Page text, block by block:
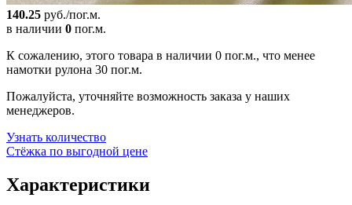
140.25 руб./пог.м.
в наличии 0 пог.м.
К сожалению, этого товара в наличии 0 пог.м., что менее
намотки рулона 30 пог.м.
Пожалуйста, уточняйте возможность заказа у наших
менеджеров.
Узнать количество
Стёжка по выгодной цене
Характеристики